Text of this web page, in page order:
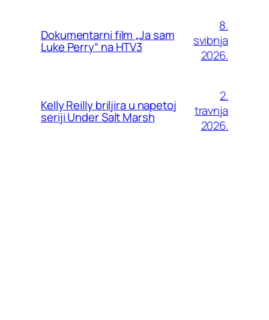
Dokumentarni film „Ja sam
Luke Perry“ na HTV3
8.
svibnja
2026.
Kelly Reilly briljira u napetoj
seriji Under Salt Marsh
2.
travnja
2026.